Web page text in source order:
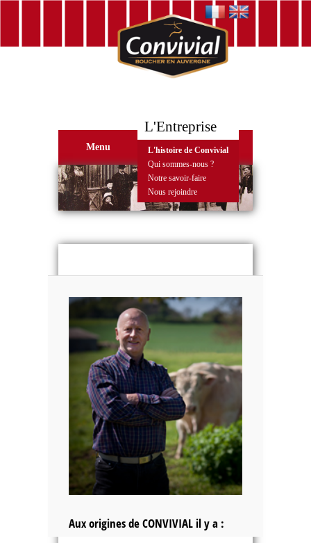
Menu
L'Entreprise
L'histoire de Convivial
Qui sommes-nous ?
Notre savoir-faire
Nous rejoindre
Aux origines de CONVIVIAL il y a :